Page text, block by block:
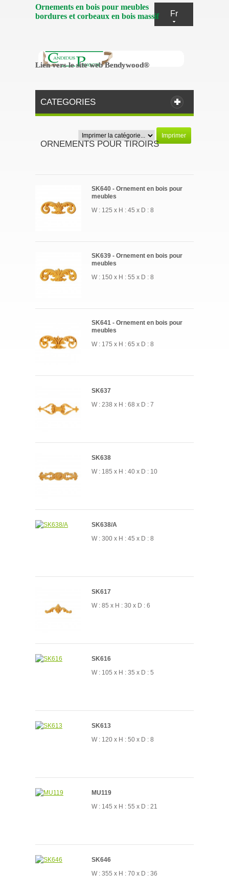
Fr
Ornements en bois pour meubles
bordures et corbeaux en bois massif
Lien vers le site web Bendywood®
Lien vers le site web Bendywood®
CATEGORIES
Imprimer
ORNEMENTS POUR TIROIRS
SK640 - Ornement en bois pour
meubles
W : 125 x H : 45 x D : 8
SK639 - Ornement en bois pour
meubles
W : 150 x H : 55 x D : 8
SK641 - Ornement en bois pour
meubles
W : 175 x H : 65 x D : 8
SK637
W : 238 x H : 68 x D : 7
SK638
W : 185 x H : 40 x D : 10
SK638/A
W : 300 x H : 45 x D : 8
SK617
W : 85 x H : 30 x D : 6
SK616
W : 105 x H : 35 x D : 5
SK613
W : 120 x H : 50 x D : 8
MU119
W : 145 x H : 55 x D : 21
SK646
W : 355 x H : 70 x D : 36